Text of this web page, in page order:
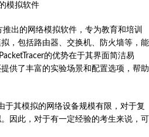
模拟软件
推出的网络模拟软件，专为教育和培训
，包括路由器、交换机、防火墙等，能
的优势在于其界面简洁易
供了丰富的实验场景和配置选项，帮助
于其模拟的网络设备规模有限，对于复
因此，对于有一定经验的考生来说，可